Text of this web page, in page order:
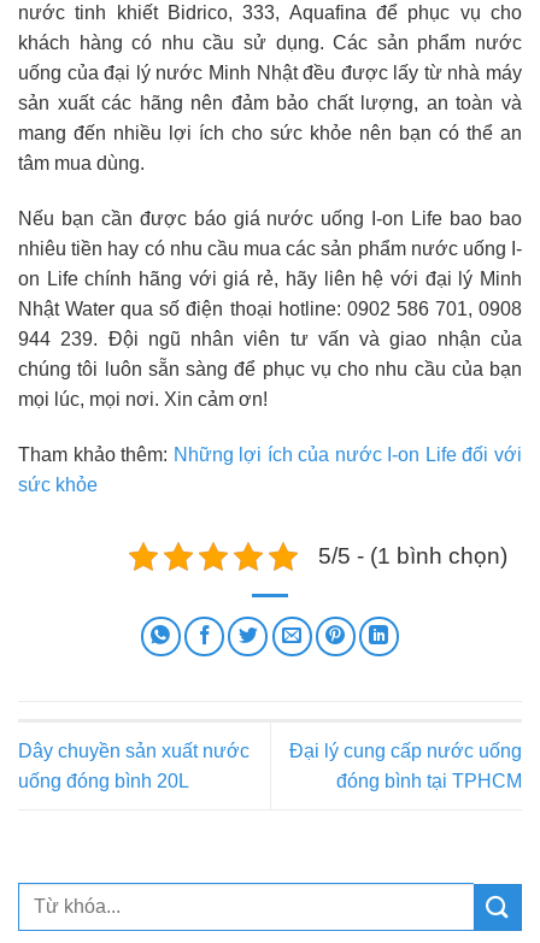
nước tinh khiết Bidrico, 333, Aquafina để phục vụ cho
khách hàng có nhu cầu sử dụng. Các sản phẩm nước
uống của đại lý nước Minh Nhật đều được lấy từ nhà máy
sản xuất các hãng nên đảm bảo chất lượng, an toàn và
mang đến nhiều lợi ích cho sức khỏe nên bạn có thể an
tâm mua dùng.
Nếu bạn cần được báo giá nước uống I-on Life bao bao
nhiêu tiền hay có nhu cầu mua các sản phẩm nước uống I-
on Life chính hãng với giá rẻ, hãy liên hệ với đại lý Minh
Nhật Water qua số điện thoại hotline: 0902 586 701, 0908
944 239. Đội ngũ nhân viên tư vấn và giao nhận của
chúng tôi luôn sẵn sàng để phục vụ cho nhu cầu của bạn
mọi lúc, mọi nơi. Xin cảm ơn!
Tham khảo thêm: Những lợi ích của nước I-on Life đối với
sức khỏe
5/5 - (1 bình chọn)
Dây chuyền sản xuất nước
uống đóng bình 20L
Đại lý cung cấp nước uống
đóng bình tại TPHCM